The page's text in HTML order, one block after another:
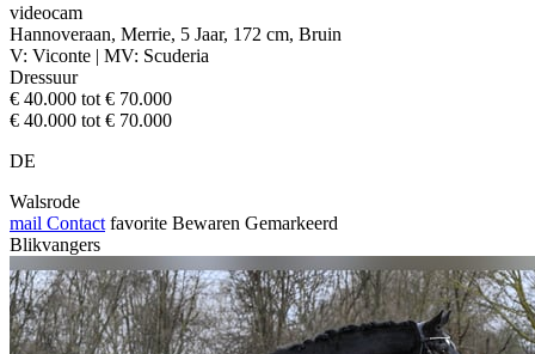
videocam
Hannoveraan, Merrie, 5 Jaar, 172 cm, Bruin
V: Viconte | MV: Scuderia
Dressuur
€ 40.000 tot € 70.000
€ 40.000 tot € 70.000
DE
Walsrode
mail Contact favorite Bewaren Gemarkeerd
Blikvangers